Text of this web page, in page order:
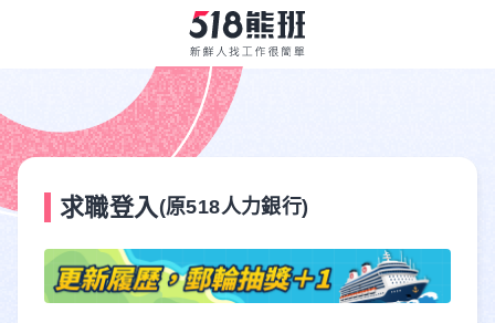
求職登入 (原518人力銀行)